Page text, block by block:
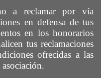
a reclamar por vía
en defensa de tus
en los honorarios
tus reclamaciones
ofrecidas a las
asociación.